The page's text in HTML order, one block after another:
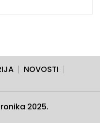
NOVOSTI
2025.